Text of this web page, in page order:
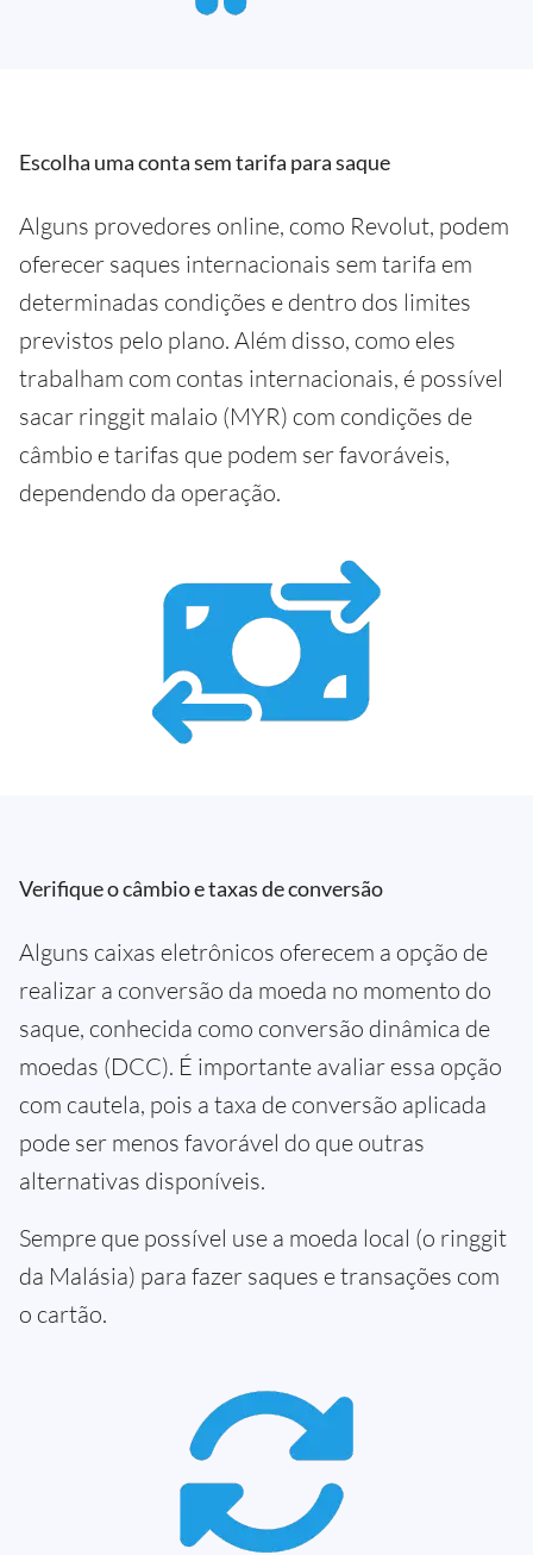
Escolha uma conta sem tarifa para saque
Alguns provedores online, como Revolut, podem
oferecer saques internacionais sem tarifa em
determinadas condições e dentro dos limites
previstos pelo plano. Além disso, como eles
trabalham com contas internacionais, é possível
sacar ringgit malaio (MYR) com condições de
câmbio e tarifas que podem ser favoráveis,
dependendo da operação.
Verifique o câmbio e taxas de conversão
Alguns caixas eletrônicos oferecem a opção de
realizar a conversão da moeda no momento do
saque, conhecida como conversão dinâmica de
moedas (DCC). É importante avaliar essa opção
com cautela, pois a taxa de conversão aplicada
pode ser menos favorável do que outras
alternativas disponíveis.
Sempre que possível use a moeda local (o ringgit
da Malásia) para fazer saques e transações com
o cartão.